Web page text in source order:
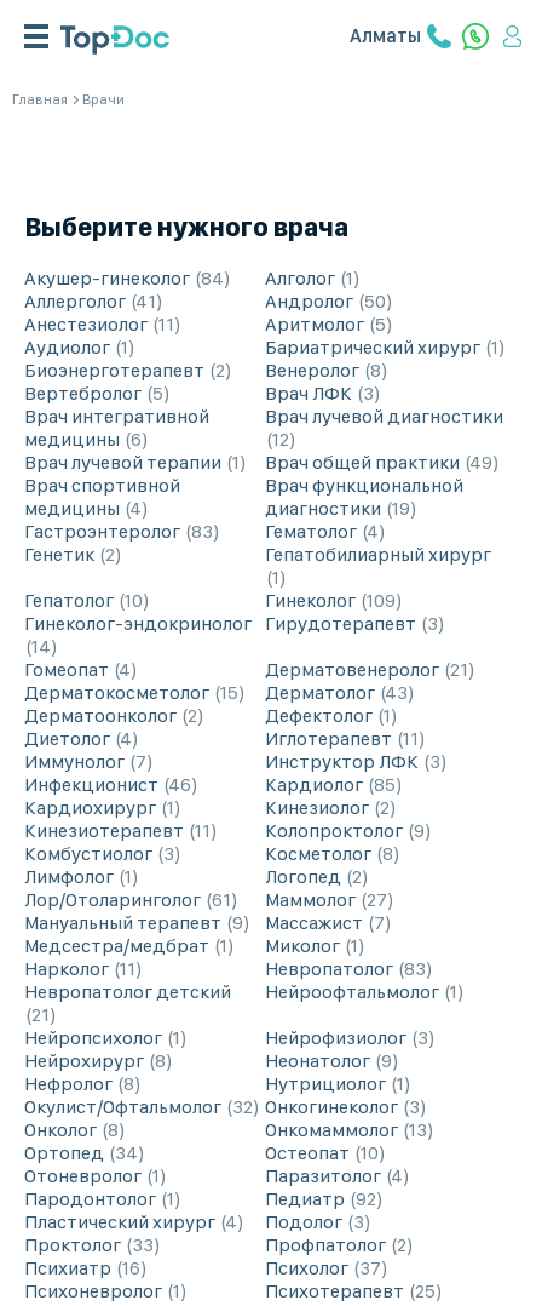
Алматы
Главная Врачи
Выберите нужного врача
Акушер-гинеколог 84 Алголог 1
Аллерголог 41 Андролог 50
Анестезиолог 11 Аритмолог 5
Аудиолог 1 Бариатрический хирург 1
Биоэнерготерапевт 2 Венеролог 8
Вертебролог 5 Врач ЛФК 3
Врач интегративной
медицины 6
Врач лучевой диагностики
12
Врач лучевой терапии 1 Врач общей практики 49
Врач спортивной
медицины 4
Врач функциональной
диагностики 19
Гастроэнтеролог 83 Гематолог 4
Генетик 2
Гепатобилиарный хирург
1
Гепатолог 10 Гинеколог 109
Гинеколог-эндокринолог
14
Гирудотерапевт 3
Гомеопат 4 Дерматовенеролог 21
Дерматокосметолог 15 Дерматолог 43
Дерматоонколог 2 Дефектолог 1
Диетолог 4 Иглотерапевт 11
Иммунолог 7 Инструктор ЛФК 3
Инфекционист 46 Кардиолог 85
Кардиохирург 1 Кинезиолог 2
Кинезиотерапевт 11 Колопроктолог 9
Комбустиолог 3 Косметолог 8
Лимфолог 1 Логопед 2
Лор/Отоларинголог 61 Маммолог 27
Мануальный терапевт 9 Массажист 7
Медсестра/медбрат 1 Миколог 1
Нарколог 11 Невропатолог 83
Невропатолог детский
21
Нейроофтальмолог 1
Нейропсихолог 1 Нейрофизиолог 3
Нейрохирург 8 Неонатолог 9
Нефролог 8 Нутрициолог 1
Окулист/Офтальмолог 32 Онкогинеколог 3
Онколог 8 Онкомаммолог 13
Ортопед 34 Остеопат 10
Отоневролог 1 Паразитолог 4
Пародонтолог 1 Педиатр 92
Пластический хирург 4 Подолог 3
Проктолог 33 Профпатолог 2
Психиатр 16 Психолог 37
Психоневролог 1 Психотерапевт 25